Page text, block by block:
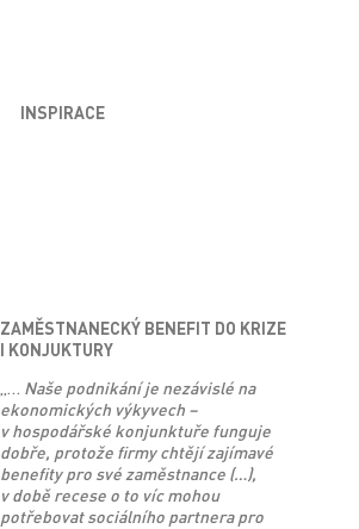
INSPIRACE
ZAMĚSTNANECKÝ BENEFIT DO KRIZE
I KONJUKTURY
„… Naše podnikání je nezávislé na
ekonomických výkyvech –
v hospodářské konjunktuře funguje
dobře, protože firmy chtějí zajímavé
benefity pro své zaměstnance (…),
v době recese o to víc mohou
potřebovat sociálního partnera pro